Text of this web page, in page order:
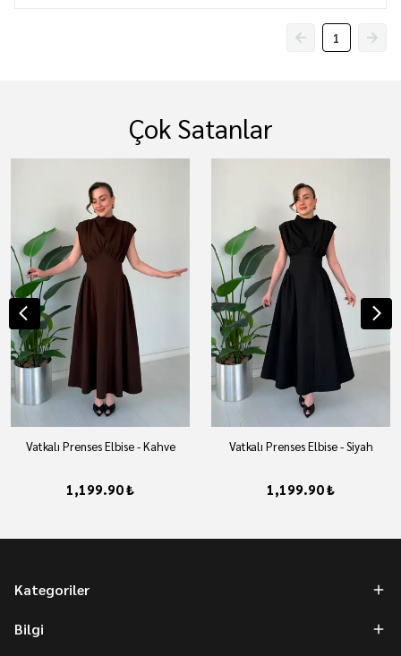
1
Çok Satanlar
Vatkalı Prenses Elbise - Kahve
1,199.90 ₺
Vatkalı Prenses Elbise - Siyah
1,199.90 ₺
Kategoriler
Bilgi